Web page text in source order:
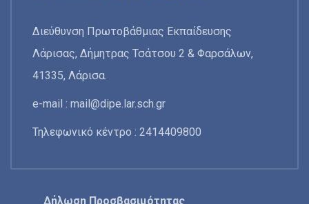
Διεύθυνση Πρωτοβάθμιας Εκπαίδευσης
Λάρισας, Δήμητρας Τσάτσου 2 & Φαρσάλων,
41335, Λάρισα.
e-mail : mail@dipe.lar.sch.gr
Τηλεφωνικό κέντρο : 2414409800
Δήλωση Προσβασιμότητας